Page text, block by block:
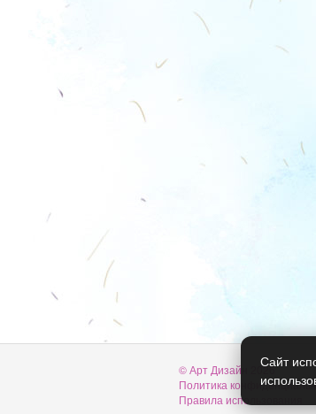
© Арт Дизайн 2026
Политика
Правила использования
Сайт